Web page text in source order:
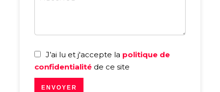
J’ai lu et j'accepte la politique de
confidentialité de ce site
ENVOYER